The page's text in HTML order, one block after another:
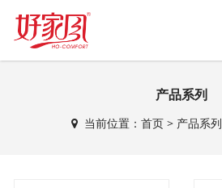
产品系列
当前位置： 首页> 产品系列